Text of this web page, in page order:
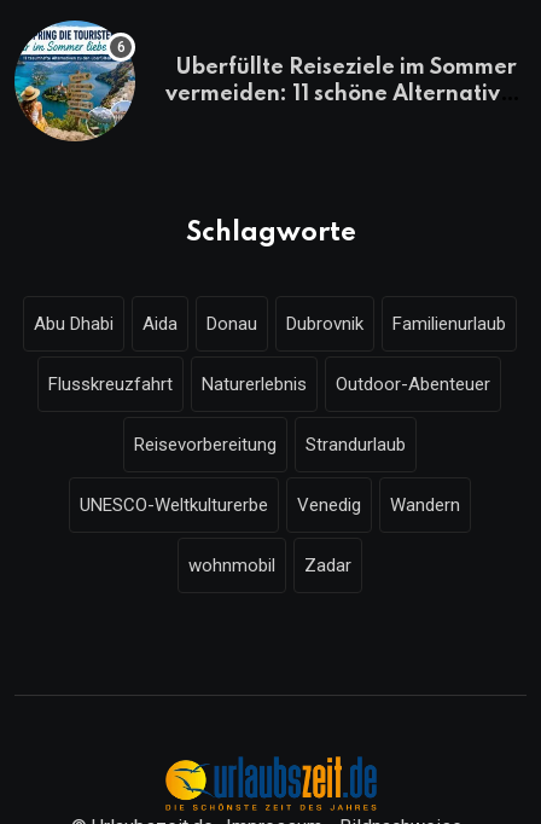
Überfüllte Reiseziele im Sommer
vermeiden: 11 schöne Alternativen
Schlagworte
Abu Dhabi Aida Donau Dubrovnik Familienurlaub
Flusskreuzfahrt Naturerlebnis Outdoor-Abenteuer
Reisevorbereitung Strandurlaub
UNESCO-Weltkulturerbe Venedig Wandern
wohnmobil Zadar